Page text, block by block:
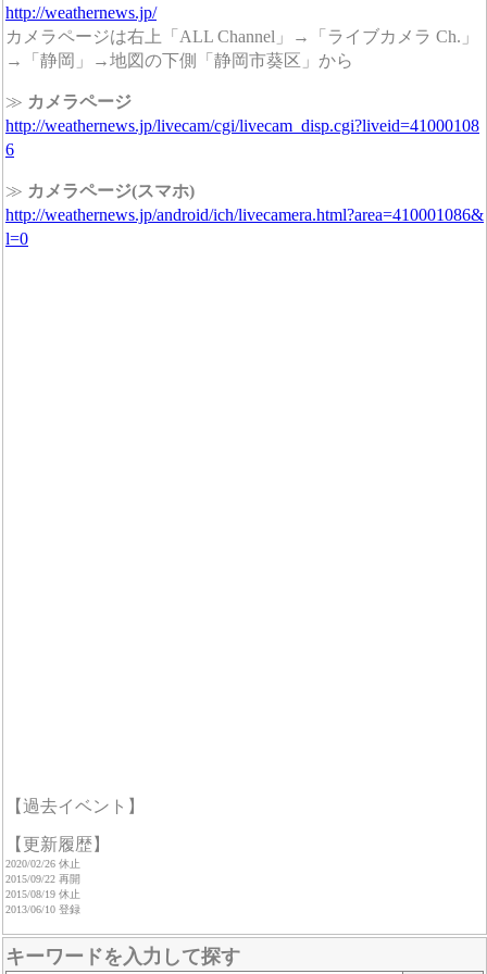
http://weathernews.jp/
カメラページは右上「ALL Channel」→「ライブカメラ Ch.」
→「静岡」→地図の下側「静岡市葵区」から
≫ カメラページ
http://weathernews.jp/livecam/cgi/livecam_disp.cgi?liveid=41000108
6
≫ カメラページ(スマホ)
http://weathernews.jp/android/ich/livecamera.html?area=410001086&
l=0
【過去イベント】
【更新履歴】
2020/02/26 休止
2015/09/22 再開
2015/08/19 休止
2013/06/10 登録
キーワードを入力して探す